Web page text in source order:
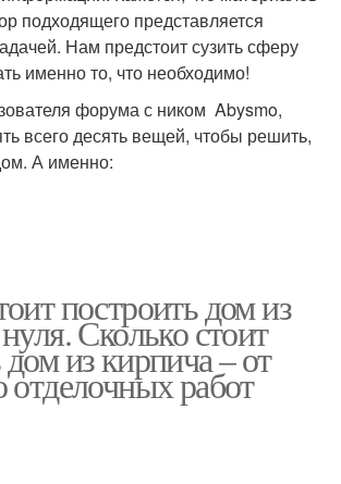
подходящего представляется
Нам предстоит сузить сферу
именно то, что необходимо!
форума с ником Abysmo,
всего десять вещей, чтобы решить,
А именно:
построить дом из
Сколько стоит
из кирпича – от
отделочных работ